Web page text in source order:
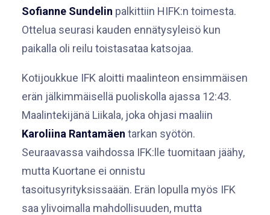
Sofianne Sundelin palkittiin HIFK:n toimesta.
Ottelua seurasi kauden ennätysyleisö kun
paikalla oli reilu toistasataa katsojaa.
Kotijoukkue IFK aloitti maalinteon ensimmäisen
erän jälkimmäisellä puoliskolla ajassa 12:43.
Maalintekijänä Liikala, joka ohjasi maaliin
Karoliina Rantamäen tarkan syötön.
Seuraavassa vaihdossa IFK:lle tuomitaan jäähy,
mutta Kuortane ei onnistu
tasoitusyrityksissaään. Erän lopulla myös IFK
saa ylivoimalla mahdollisuuden, mutta